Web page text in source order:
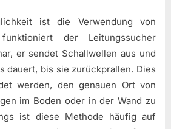
ist die Verwendung von
der Leitungssucher
er sendet Schallwellen aus und
dauert, bis sie zurückprallen. Dies
werden, den genauen Ort von
im Boden oder in der Wand zu
ist diese Methode häufig auf